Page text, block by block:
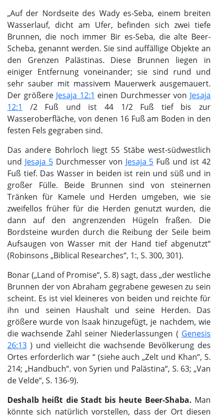
„Auf der Nordseite des Wady es-Seba, einem breiten
Wasserlauf, dicht am Ufer, befinden sich zwei tiefe
Brunnen, die noch immer Bir es-Seba, die alte Beer-
Scheba, genannt werden. Sie sind auffällige Objekte an
den Grenzen Palästinas. Diese Brunnen liegen in
einiger Entfernung voneinander; sie sind rund und
sehr sauber mit massivem Mauerwerk ausgemauert.
Der größere Jesaja 12:1 einen Durchmesser von Jesaja
12:1
/2 Fuß und ist 44 1/2 Fuß tief bis zur
Wasseroberfläche, von denen 16 Fuß am Boden in den
festen Fels gegraben sind.
Das andere Bohrloch liegt 55 Stäbe west-südwestlich
und Jesaja 5Durchmesser von Jesaja 5 Fuß und ist 42
Fuß tief. Das Wasser in beiden ist rein und süß und in
großer Fülle. Beide Brunnen sind von steinernen
Tränken für Kamele und Herden umgeben, wie sie
zweifellos früher für die Herden genutzt wurden, die
dann auf den angrenzenden Hügeln fraßen. Die
Bordsteine ​​wurden durch die Reibung der Seile beim
Aufsaugen von Wasser mit der Hand tief abgenutzt“
(Robinsons „Biblical Researches“, 1:, S. 300, 301).
Bonar („Land of Promise“, S. 8) sagt, dass „der westliche
Brunnen der von Abraham gegrabene gewesen zu sein
scheint. Es ist viel kleineres von beiden und reichte für
ihn und seinen Haushalt und seine Herden. Das
größere wurde von Isaak hinzugefügt, je nachdem, wie
die wachsende Zahl seiner Niederlassungen ( Genesis
26:13 ) und vielleicht die wachsende Bevölkerung des
Ortes erforderlich war “ (siehe auch „Zelt und Khan“, S.
214; „Handbuch“. von Syrien und Palästina“, S. 63; „Van
de Velde“, S. 136-9).
Deshalb heißt die Stadt bis heute Beer-Shaba. Man
könnte sich natürlich vorstellen, dass der Ort diesen